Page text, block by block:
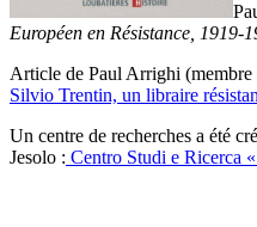
Européen en Résistance, 1919-
Article de Paul Arrighi
Silvio Trentin, un libraire
Un centre de recherches a été
Jesolo : Centro Studi e Ricerca